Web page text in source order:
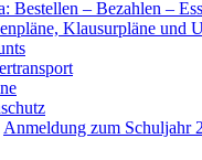
Bestellen – Bezahlen –
Klausurpläne und
Anmeldung zum Schuljahr